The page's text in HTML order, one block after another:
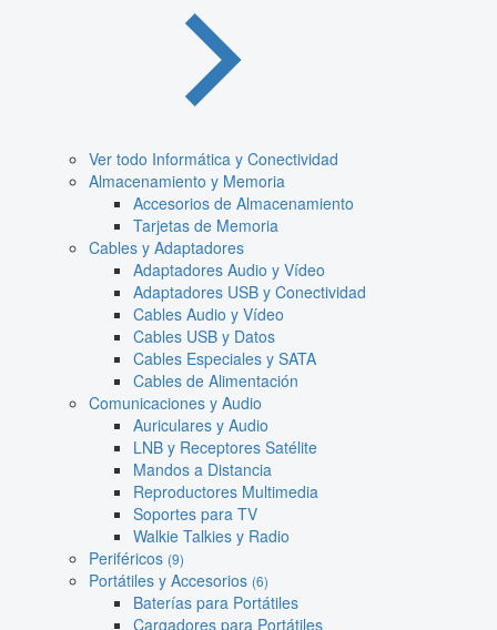
Ver todo Informática y Conectividad
Almacenamiento y Memoria
Accesorios de Almacenamiento
Tarjetas de Memoria
Cables y Adaptadores
Adaptadores Audio y Vídeo
Adaptadores USB y Conectividad
Cables Audio y Vídeo
Cables USB y Datos
Cables Especiales y SATA
Cables de Alimentación
Comunicaciones y Audio
Auriculares y Audio
LNB y Receptores Satélite
Mandos a Distancia
Reproductores Multimedia
Soportes para TV
Walkie Talkies y Radio
Periféricos (9)
Portátiles y Accesorios (6)
Baterías para Portátiles
Cargadores para Portátiles